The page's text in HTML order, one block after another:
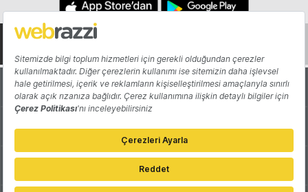
Hakkında Yazarlar
Katkıda Bulun Reklam